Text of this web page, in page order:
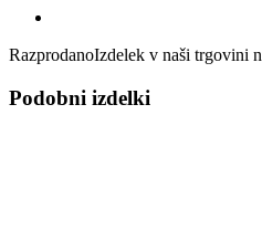
RazprodanoIzdelek v naši trgovini
Podobni izdelki